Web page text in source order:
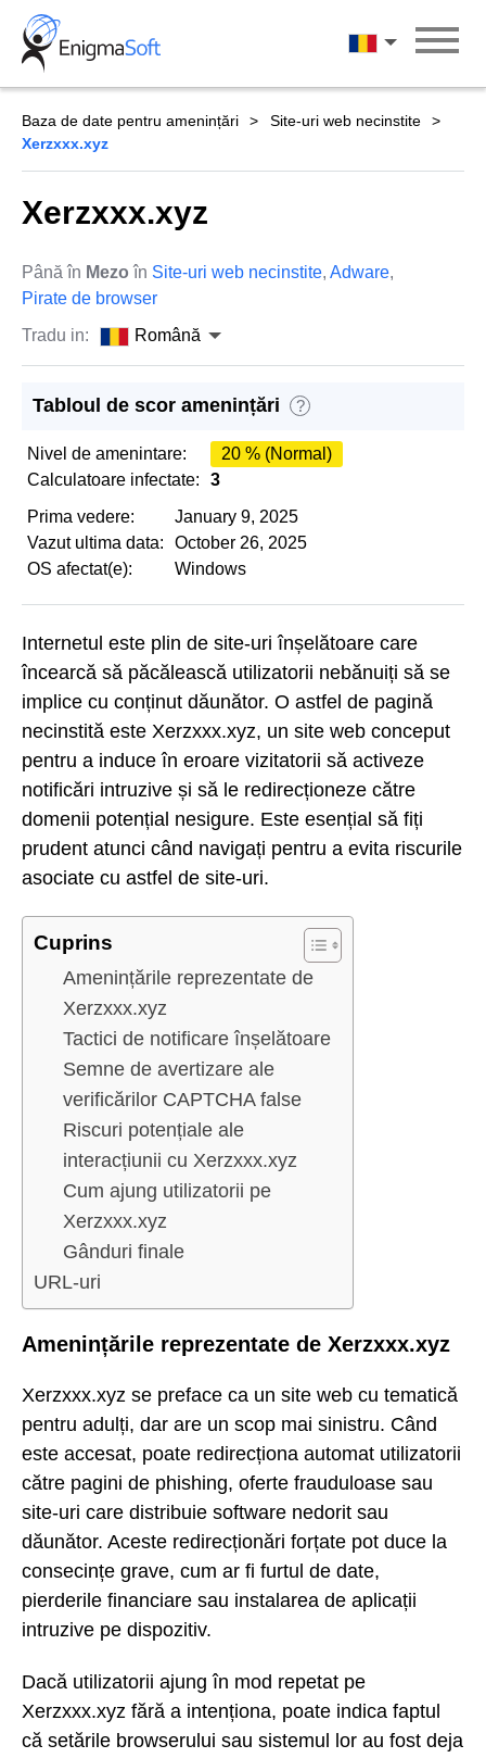
Skip
content
Română
Baza de date pentru amenințări
Site-uri web necinstite
Xerzxxx.xyz
Xerzxxx.xyz
Până în Mezo în Site-uri web necinstite, Adware,
Pirate de browser
Tradu in:
Română
Tabloul de scor amenințări ?
Nivel de amenintare:
20 % (Normal)
Calculatoare infectate:
3
Prima vedere:
January 9, 2025
Vazut ultima data:
October 26, 2025
OS afectat(e):
Windows
Internetul este plin de site-uri înșelătoare care
încearcă să păcălească utilizatorii nebănuiți să se
implice cu conținut dăunător. O astfel de pagină
necinstită este Xerzxxx.xyz, un site web conceput
pentru a induce în eroare vizitatorii să activeze
notificări intruzive și să le redirecționeze către
domenii potențial nesigure. Este esențial să fiți
prudent atunci când navigați pentru a evita riscurile
asociate cu astfel de site-uri.
Cuprins
Amenințările reprezentate de
Xerzxxx.xyz
Tactici de notificare înșelătoare
Semne de avertizare ale
verificărilor CAPTCHA false
Riscuri potențiale ale
interacțiunii cu Xerzxxx.xyz
Cum ajung utilizatorii pe
Xerzxxx.xyz
Gânduri finale
URL-uri
Amenințările reprezentate de Xerzxxx.xyz
Xerzxxx.xyz se preface ca un site web cu tematică
pentru adulți, dar are un scop mai sinistru. Când
este accesat, poate redirecționa automat utilizatorii
către pagini de phishing, oferte frauduloase sau
site-uri care distribuie software nedorit sau
dăunător. Aceste redirecționări forțate pot duce la
consecințe grave, cum ar fi furtul de date,
pierderile financiare sau instalarea de aplicații
intruzive pe dispozitiv.
Dacă utilizatorii ajung în mod repetat pe
Xerzxxx.xyz fără a intenționa, poate indica faptul
că setările browserului sau sistemul lor au fost deja